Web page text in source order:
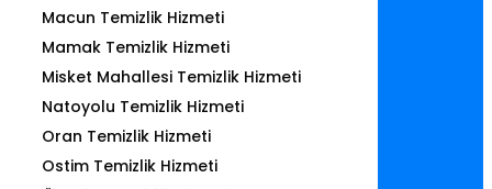
Macun Temizlik Hizmeti
Mamak Temizlik Hizmeti
Misket Mahallesi Temizlik Hizmeti
Natoyolu Temizlik Hizmeti
Oran Temizlik Hizmeti
Ostim Temizlik Hizmeti